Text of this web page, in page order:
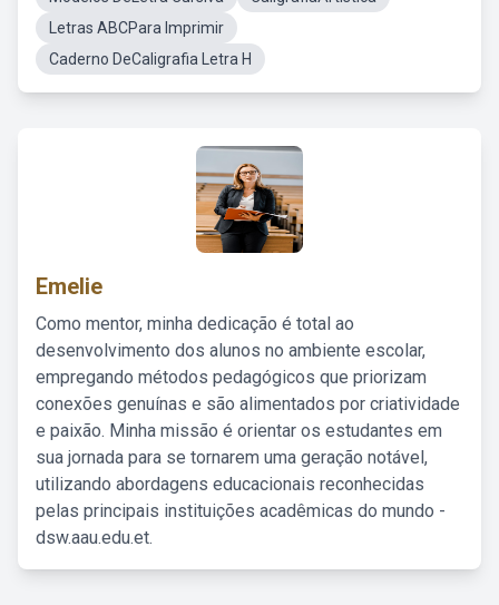
Letras ABCPara Imprimir
Caderno DeCaligrafia Letra H
Emelie
Como mentor, minha dedicação é total ao
desenvolvimento dos alunos no ambiente escolar,
empregando métodos pedagógicos que priorizam
conexões genuínas e são alimentados por criatividade
e paixão. Minha missão é orientar os estudantes em
sua jornada para se tornarem uma geração notável,
utilizando abordagens educacionais reconhecidas
pelas principais instituições acadêmicas do mundo -
dsw.aau.edu.et.